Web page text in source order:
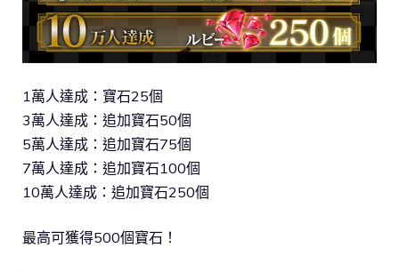
1萬人達成：寶石25個
3萬人達成：追加寶石50個
5萬人達成：追加寶石75個
7萬人達成：追加寶石100個
10萬人達成：追加寶石250個
最高可獲得500個寶石！